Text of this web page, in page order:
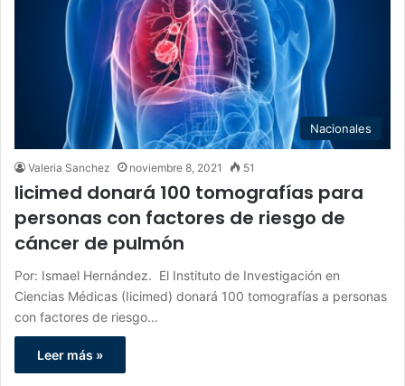
Nacionales
Valeria Sanchez noviembre 8, 2021 51
Iicimed donará 100 tomografías para
personas con factores de riesgo de
cáncer de pulmón
Por: Ismael Hernández. El Instituto de Investigación en
Ciencias Médicas (Iicimed) donará 100 tomografías a personas
con factores de riesgo…
Leer más »